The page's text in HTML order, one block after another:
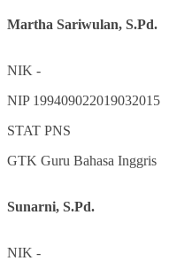
Martha Sariwulan, S.Pd.
NIK -
NIP 199409022019032015
STAT PNS
GTK Guru Bahasa Inggris
Sunarni, S.Pd.
NIK -